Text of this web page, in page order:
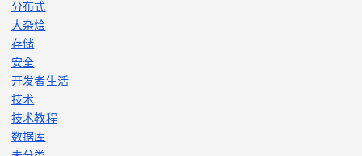
分布式
大杂烩
存储
安全
开发者生活
技术
技术教程
数据库